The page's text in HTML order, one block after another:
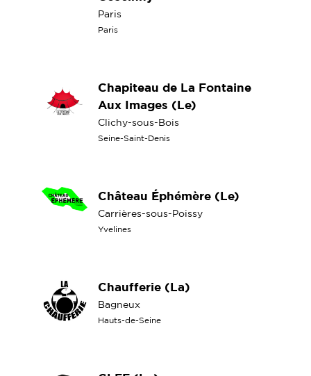
Paris
Paris
Chapiteau de La Fontaine
Aux Images (Le)
Clichy-sous-Bois
Seine-Saint-Denis
Château Éphémère (Le)
Carrières-sous-Poissy
Yvelines
Chaufferie (La)
Bagneux
Hauts-de-Seine